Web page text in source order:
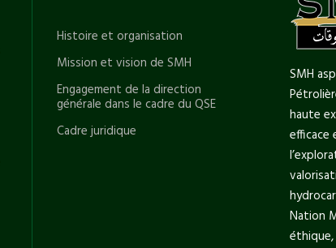
SMH
haute
efficace
Nation
Histoire et organisation
Mission et vision de SMH
Engagement de la direction
générale dans le cadre du QSE
Cadre juridique